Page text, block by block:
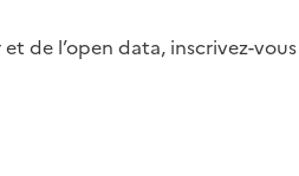
de l’open data, inscrivez-